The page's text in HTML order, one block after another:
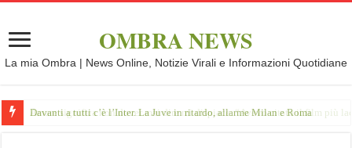
OMBRA NEWS
La mia Ombra | News Online, Notizie Virali e Informazioni Quotidiane
Davanti a tutti c’è l’Inter. La Juve in ritardo, allarme Milan e Roma